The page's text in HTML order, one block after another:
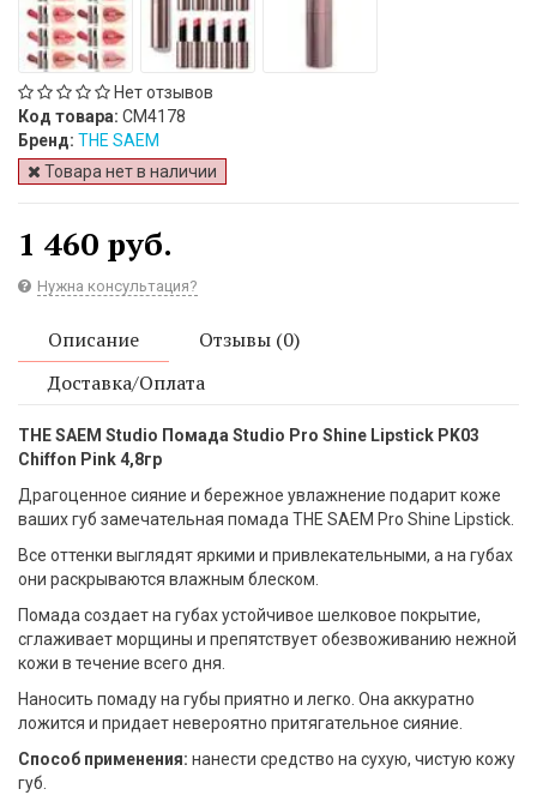
Нет отзывов
Код товара: СМ4178
Бренд: THE SAEM
Товара нет в наличии
1 460 руб.
Нужна консультация?
Описание
Отзывы (0)
Доставка/Оплата
THE SAEM Studio Помада Studio Pro Shine Lipstick PK03
Chiffon Pink 4,8гр
Драгоценное сияние и бережное увлажнение подарит коже
ваших губ замечательная помада THE SAEM Pro Shine Lipstick.
Все оттенки выглядят яркими и привлекательными, а на губах
они раскрываются влажным блеском.
Помада создает на губах устойчивое шелковое покрытие,
сглаживает морщины и препятствует обезвоживанию нежной
кожи в течение всего дня.
Наносить помаду на губы приятно и легко. Она аккуратно
ложится и придает невероятно притягательное сияние.
Способ применения: нанести средство на сухую, чистую кожу
губ.